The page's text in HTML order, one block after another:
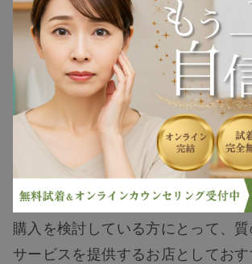
ヘアケア
ヘアスタイル
抜け毛
白髪
薄毛
1%93/
四街道市でウィッグを探している
情報を参考にしてください。マリ
ーヨーカドー四街道は、四街道市
購入を検討している方にとって、
サービスを提供するお店としておす